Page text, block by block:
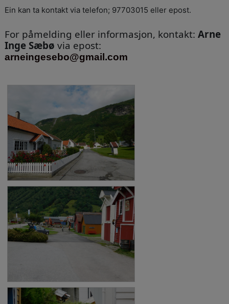
Ein kan ta kontakt via telefon; 97703015 eller epost.
For påmelding eller informasjon, kontakt:Arne
Inge Sæbø via epost:
arneingesebo@gmail.com